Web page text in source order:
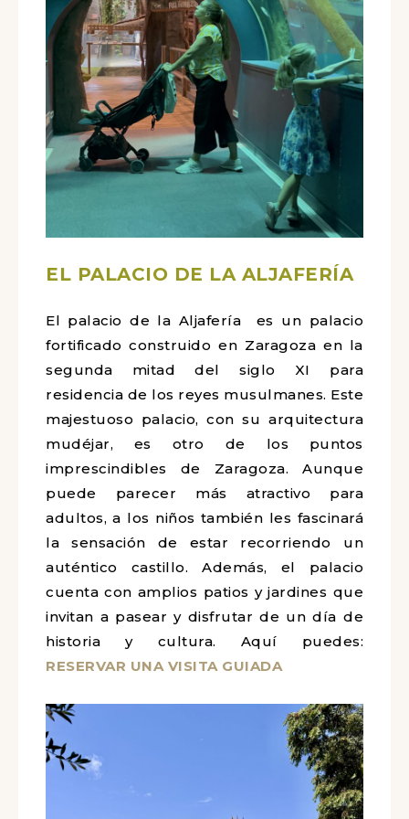
EL PALACIO DE LA ALJAFERÍA
El palacio de la Aljafería ​ es un palacio
fortificado construido en Zaragoza en la
segunda mitad del siglo XI para
residencia de los reyes musulmanes. Este
majestuoso palacio, con su arquitectura
mudéjar, es otro de los puntos
imprescindibles de Zaragoza. Aunque
puede parecer más atractivo para
adultos, a los niños también les fascinará
la sensación de estar recorriendo un
auténtico castillo. Además, el palacio
cuenta con amplios patios y jardines que
invitan a pasear y disfrutar de un día de
historia y cultura. Aquí puedes:
RESERVAR UNA VISITA GUIADA